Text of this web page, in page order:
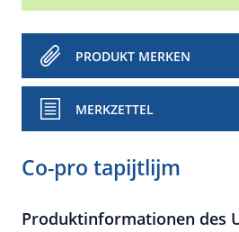
PRODUKT MERKEN
MERKZETTEL
Co-pro tapijtlijm
Produktinformationen des